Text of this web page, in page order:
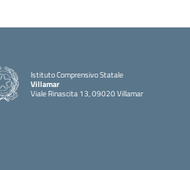
Istituto Comprensivo Statale
Villamar
Viale Rinascita 13, 09020 Villamar